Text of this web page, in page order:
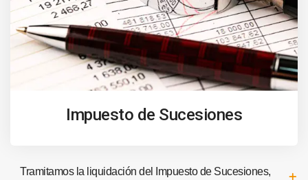
Impuesto de Sucesiones
Tramitamos la liquidación del Impuesto de Sucesiones,